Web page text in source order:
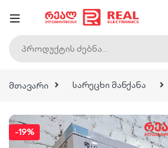
მთავარი სარეცხი მანქანა
-19%